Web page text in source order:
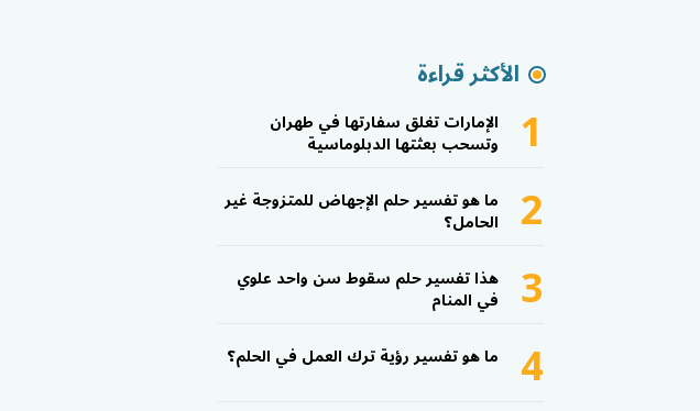
الأكثر قراءة
1 الإمارات تغلق سفارتها في طهران
وتسحب بعثتها الدبلوماسية
2 ما هو تفسير حلم الإجهاض للمتزوجة غير
الحامل؟
3 هذا تفسير حلم سقوط سن واحد علوي
في المنام
4 ما هو تفسير رؤية ترك العمل في الحلم؟